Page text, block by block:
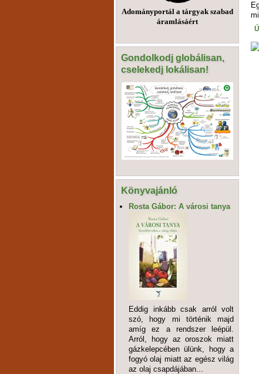
Adományportál a tárgyak szabad
áramlásáért
Gondolkodj globálisan,
cselekedj lokálisan!
Könyvajánló
Rosta Gábor: A városi tanya
Eddig inkább csak arról volt
szó, hogy mi történik majd
amíg ez a rendszer leépül.
Arról, hogy az oroszok miatt
gázkelepcében ülünk, hogy a
fogyó olaj miatt az egész világ
az olaj csapdájában...